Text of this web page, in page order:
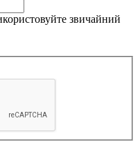
звичайний